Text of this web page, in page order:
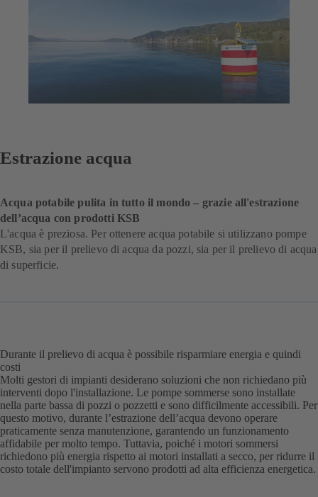
Estrazione acqua
Acqua potabile pulita in tutto il mondo – grazie all'estrazione
dell’acqua con prodotti KSB
L'acqua è preziosa. Per ottenere acqua potabile si utilizzano pompe
KSB, sia per il prelievo di acqua da pozzi, sia per il prelievo di acqua
di superficie.
Durante il prelievo di acqua è possibile risparmiare energia e quindi
costi
Molti gestori di impianti desiderano soluzioni che non richiedano più
interventi dopo l'installazione. Le pompe sommerse sono installate
nella parte bassa di pozzi o pozzetti e sono difficilmente accessibili. Per
questo motivo, durante l’estrazione dell’acqua devono operare
praticamente senza manutenzione, garantendo un funzionamento
affidabile per molto tempo. Tuttavia, poiché i motori sommersi
richiedono più energia rispetto ai motori installati a secco, per ridurre il
costo totale dell'impianto servono prodotti ad alta efficienza energetica.